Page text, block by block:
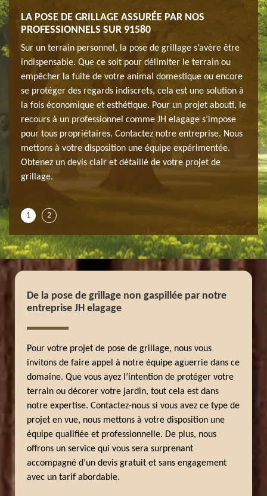
LA POSE DE GRILLAGE ASSURÉE PAR NOS
PROFESSIONNELS SUR 91580
Sur un terrain personnel, la pose de grillage s’avère être
indispensable. Que ce soit pour délimiter le terrain ou
empêcher la fuite de votre animal domestique ou encore
se protéger des regards indiscrets, cela est une solution à
la fois économique et esthétique. Pour un projet abouti, le
recours à un professionnel comme JH elagage s’impose
pour tous propriétaires. Contactez notre entreprise. Nous
mettons à votre disposition une équipe expérimentée.
Obtenez un devis clair et détaillé de votre projet de
grillage.
et
et
se
de
1 2
De la pose de grillage non gaspillée par notre
entreprise JH elagage
Pour votre projet de pose de grillage, nous vous
invitons de faire appel à notre équipe aguerrie dans ce
domaine. Que vous ayez l’intention de protéger votre
terrain ou décorer votre jardin, tout cela est dans
notre expertise. Contactez-nous si vous avez ce type de
projet en vue, nous mettons à votre disposition une
équipe qualifiée et professionnelle. De plus, nous
offrons un service qui vous sera surprenant
accompagné d’un devis gratuit et sans engagement
avec un tarif abordable.